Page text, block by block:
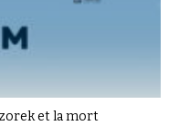
et la mort